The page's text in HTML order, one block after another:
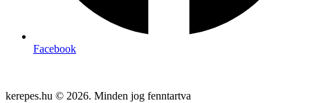
Facebook
kerepes.hu © 2026. Minden jog fenntartva